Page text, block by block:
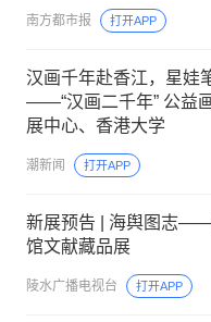
南方都市报 打开APP
汉画千年赴香江，星娃
——“汉画二千年” 公益
展中心、香港大学
潮新闻 打开APP
新展预告 | 海舆图志
馆文献藏品展
陵水广播电视台 打开APP